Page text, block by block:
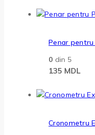
Penar
0 din 5
135 MDL
Cronometru